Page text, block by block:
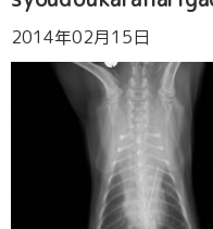
2014年02月15日